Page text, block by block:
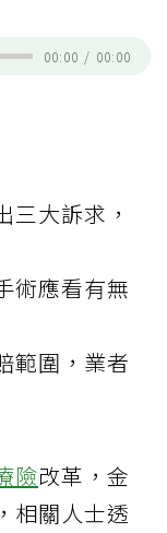
00:00 / 00:00
三大訴求，
術應看有無
範圍，業者
險改革，金
相關人士透